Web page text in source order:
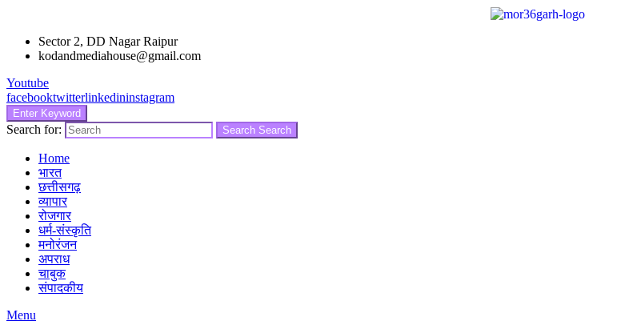
Sector 2, DD Nagar Raipur
kodandmediahouse@gmail.com
Youtube
facebooktwitterlinkedininstagram
Enter Keyword
Search for: Search Search
Home
भारत
छत्तीसगढ़
व्यापार
रोजगार
धर्म-संस्कृति
मनोरंजन
अपराध
चाबुक
संपादकीय
Menu